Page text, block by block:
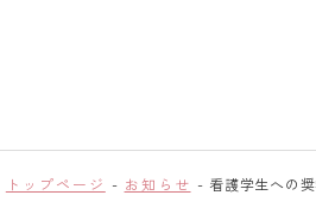
トップページ お知らせ 看護学生への